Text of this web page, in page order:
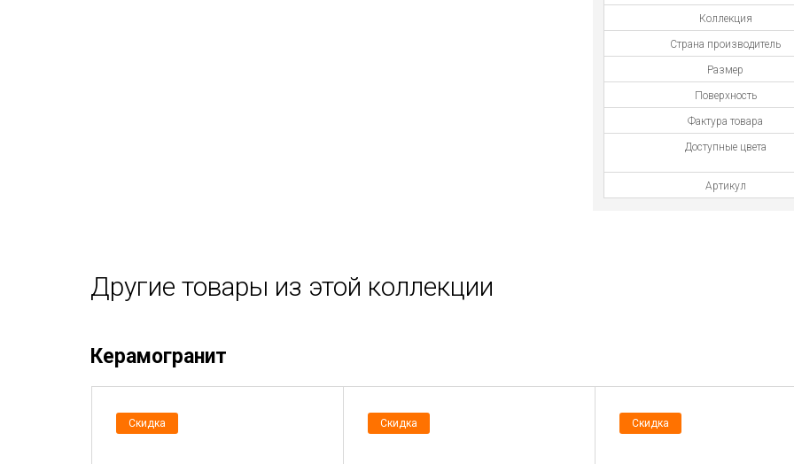
Коллекция
Страна производитель
Размер
Поверхность
Фактура товара
Доступные цвета
Артикул
Другие товары из этой коллекции
Керамогранит
Скидка Скидка Скидка